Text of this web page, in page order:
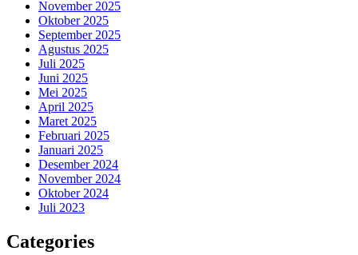
November 2025
Oktober 2025
September 2025
Agustus 2025
Juli 2025
Juni 2025
Mei 2025
April 2025
Maret 2025
Februari 2025
Januari 2025
Desember 2024
November 2024
Oktober 2024
Juli 2023
Categories